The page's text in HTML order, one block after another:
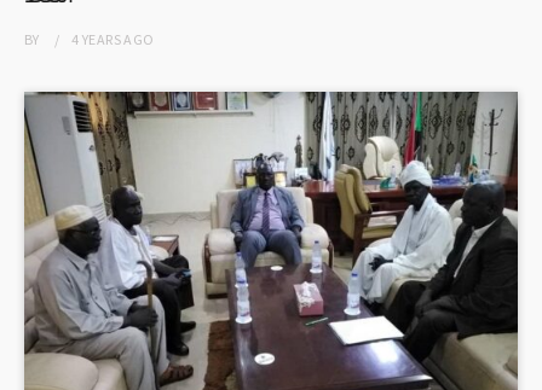
BY 4 YEARSAGO